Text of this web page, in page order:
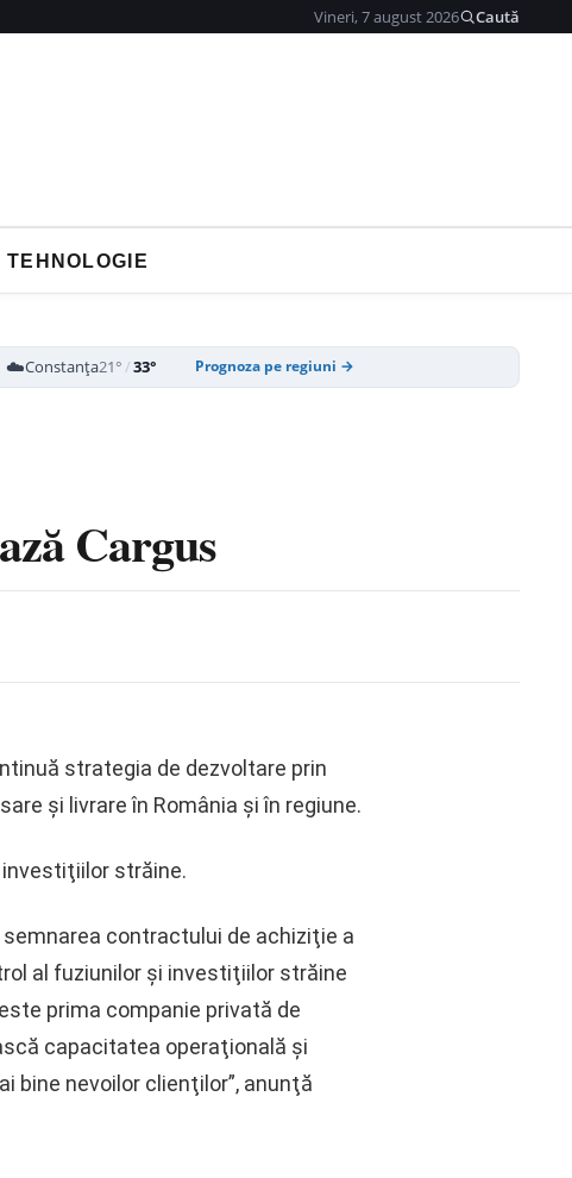
Vineri, 7 august 2026 Caută
TEHNOLOGIE
☁️Constanța21°/33° Prognoza pe regiuni →
Cargus
strategia de dezvoltare prin
şi livrare în România şi în regiune.
străine.
contractului de achiziţie a
al fuziunilor şi investiţiilor străine
prima companie privată de
capacitatea operaţională şi
bine nevoilor clienţilor”, anunţă